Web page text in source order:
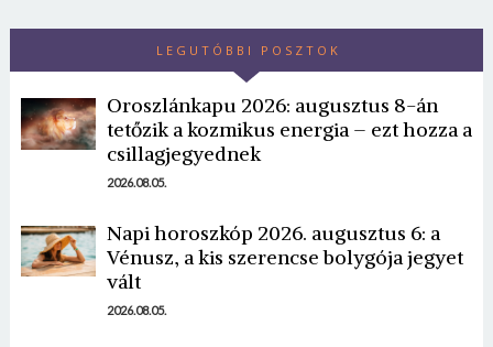
LEGUTÓBBI POSZTOK
Oroszlánkapu 2026: augusztus 8-án
tetőzik a kozmikus energia – ezt hozza a
csillagjegyednek
2026.08.05.
Napi horoszkóp 2026. augusztus 6: a
Vénusz, a kis szerencse bolygója jegyet
vált
2026.08.05.
Borsonline bejelentkezés
E-mail cím vagy felhasználónév